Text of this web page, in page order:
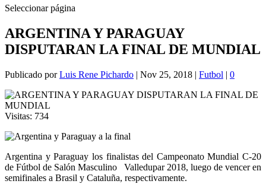
Seleccionar página
ARGENTINA Y PARAGUAY
DISPUTARAN LA FINAL DE MUNDIAL
Publicado porLuis Rene Pichardo | Nov 25, 2018 | Futbol | 0
Visitas: 734
Argentina y Paraguay los finalistas del Campeonato Mundial C-20
de Fútbol de Salón Masculino Valledupar 2018, luego de vencer en
semifinales a Brasil y Cataluña, respectivamente.